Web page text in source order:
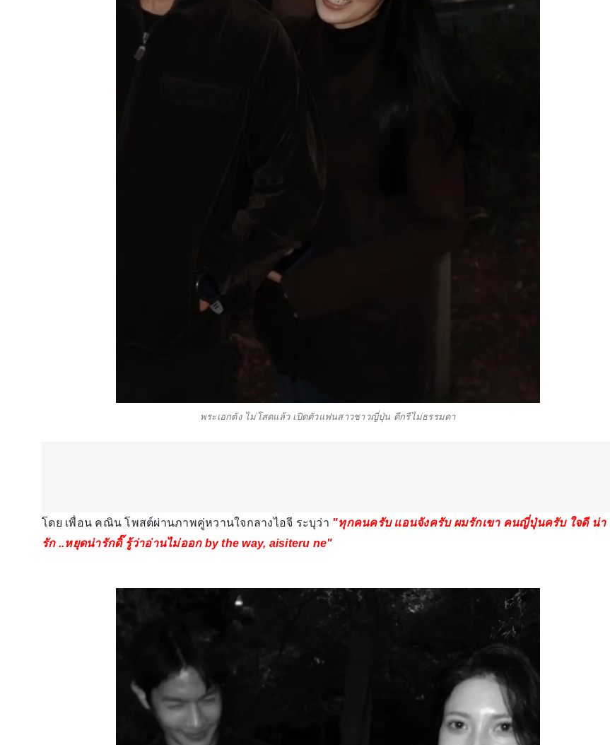
พระเอกดัง ไม่โสดแล้ว เปิดตัวแฟนสาวชาวญี่ปุ่น ดีกรีไม่ธรรมดา
โดย เพื่อน คณิน โพสต์ผ่านภาพคู่หวานใจกลางไอจี ระบุว่า "ทุกคนครับ แอนจังครับ ผมรักเขา คนญี่ปุ่นครับ ใจดี น่า
รัก ..หยุดน่ารักดิ๊ รู้ว่าอ่านไม่ออก by the way, aisiteru ne"